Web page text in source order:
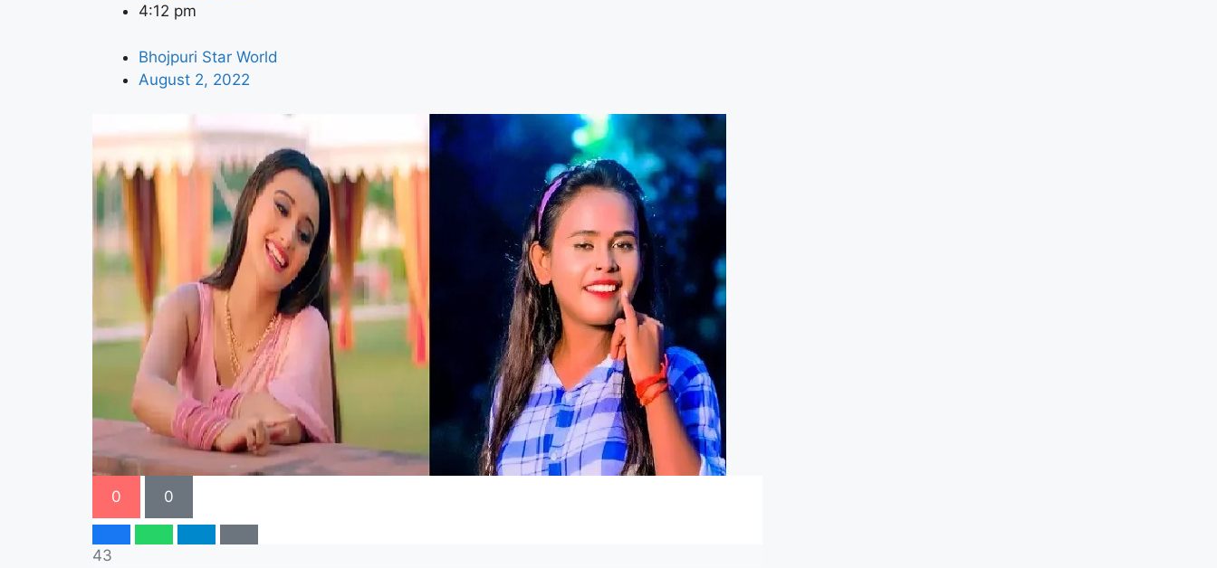
4:12 pm
Bhojpuri Star World
August 2, 2022
0 0
43